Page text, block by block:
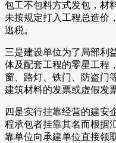
包工不包料方式发包，材
未按规定打入工程总造价
逃税。
三是建设单位为了局部利
体及配套工程的零星工程
窗、路灯、铁门、防盗门
建筑材料的发票或虚假发
四是实行挂靠经营的建安
程承包者挂靠其名而根据
靠单位向承建单位直接领